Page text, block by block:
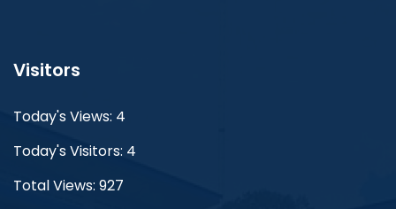
Visitors
Today's Views: 4
Today's Visitors: 4
Total Views: 927